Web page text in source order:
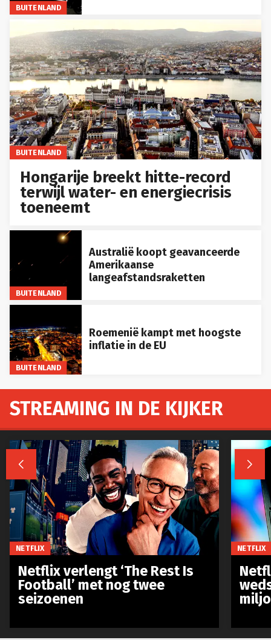
BUITENLAND
BUITENLAND
Hongarije breekt hitte-record
terwijl water- en energiecrisis
toeneemt
BUITENLAND
Australië koopt geavanceerde
Amerikaanse
langeafstandsraketten
BUITENLAND
Roemenië kampt met hoogste
inflatie in de EU
STREAMING IN DE KIJKER
 
NETFLIX
Netflix verlengt ‘The Rest Is
Football’ met nog twee
seizoenen
NETFLIX